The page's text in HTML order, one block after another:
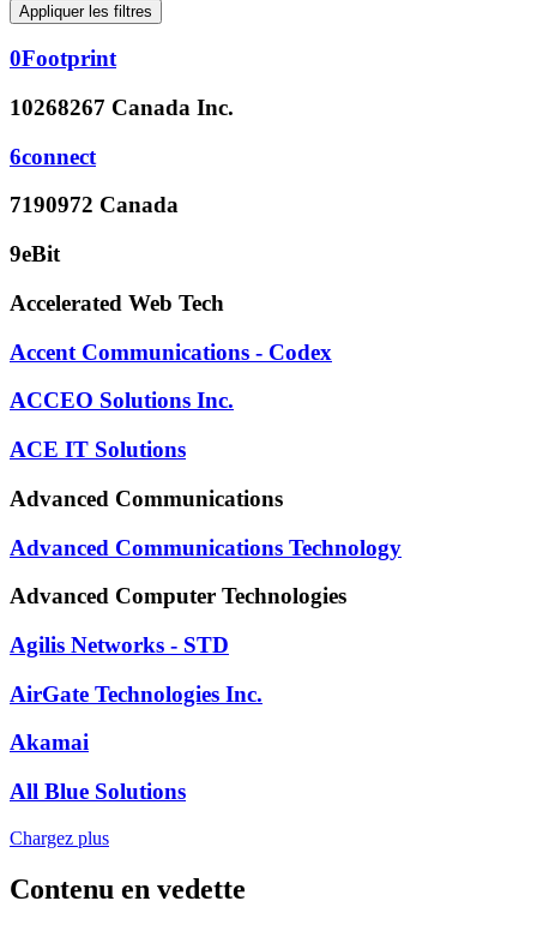
Appliquer les filtres
0Footprint
10268267 Canada Inc.
6connect
7190972 Canada
9eBit
Accelerated Web Tech
Accent Communications - Codex
ACCEO Solutions Inc.
ACE IT Solutions
Advanced Communications
Advanced Communications Technology
Advanced Computer Technologies
Agilis Networks - STD
AirGate Technologies Inc.
Akamai
All Blue Solutions
Chargez plus
Contenu en vedette